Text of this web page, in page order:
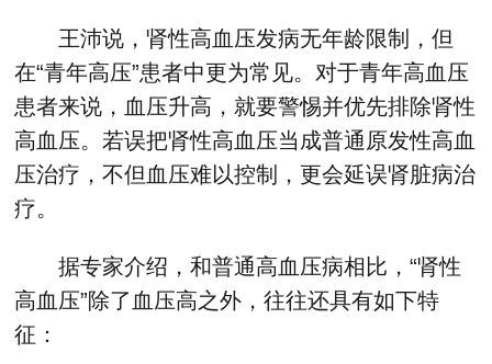
王沛说，肾性高血压发病无年龄限制，但
在“青年高压”患者中更为常见。对于青年高血压
患者来说，血压升高，就要警惕并优先排除肾性
高血压。若误把肾性高血压当成普通原发性高血
压治疗，不但血压难以控制，更会延误肾脏病治
疗。
据专家介绍，和普通高血压病相比，“肾性
高血压”除了血压高之外，往往还具有如下特
征：